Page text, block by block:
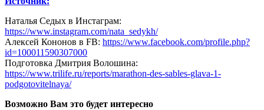
Наталья Седых в Инстаграм:
https://www.instagram.com/nata_sedykh/
Алексей Кононов в FB: https://www.facebook.com/profile.php?
id=100011590307000
Подготовка Дмитрия Волошина:
https://www.trilife.ru/reports/marathon-des-sables-glava-1-
podgotovitelnaya/
Возможно Вам это будет интересно